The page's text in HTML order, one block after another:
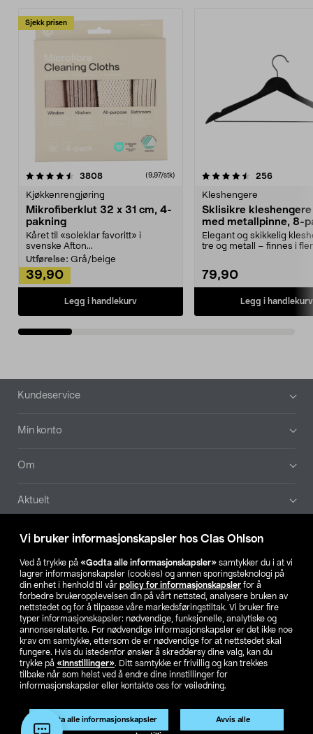
Vi bruker informasjonskapsler hos Clas Ohlson
Ved å trykke på «Godta alle informasjonskapsler» samtykker du i at vi
lagrer informasjonskapsler (cookies) og annen sporingsteknologi på
din enhet i henhold til vår policy for informasjonskapsler for å
forbedre brukeropplevelsen din på vårt nettsted, analysere bruken av
nettstedet og for å tilpasse våre markedsføringstiltak. Vi bruker fire
typer informasjonskapsler: nødvendige, funksjonelle, analytiske og
annonserelaterte. For nødvendige informasjonskapsler er det ikke noe
krav om samtykke, ettersom de er nødvendige for at nettstedet skal
fungere. Hvis du istedenfor ønsker å skreddersy dine valg, kan du
trykke på «Innstillinger». Ditt samtykke er frivillig og kan trekkes
tilbake når som helst ved å endre dine innstillinger for
informasjonskapsler eller kontakte oss for veiledning.
Godta alle informasjonskapsler Avvis alle
Produktet har utgått
Artikkelnr.:31-6008
Sjekk prisen
3808anmeldelser(9,97/stk)
Kjøkkenrengjøring
Mikrofiberklut 32 x 31 cm, 4-
pakning
Kåret til «soleklar favoritt» i
svenske Afton...
Utførelse: Grå/beige
39,90
Legg i handlekurv
4.5av 5 stjerner 256
Kleshengere
Sklisikre
med metallpinne, 8-
Elegant og skikkelig
tre og metall – finnes i
79,90
Legg i handlekurv
4.5av 5 stjerner
Bunntekst
Kundeservice
Min konto
Om
Aktuelt
Våre selskaper
Finn din butikk
SE NO FI
Endre til priser ekskl. moms